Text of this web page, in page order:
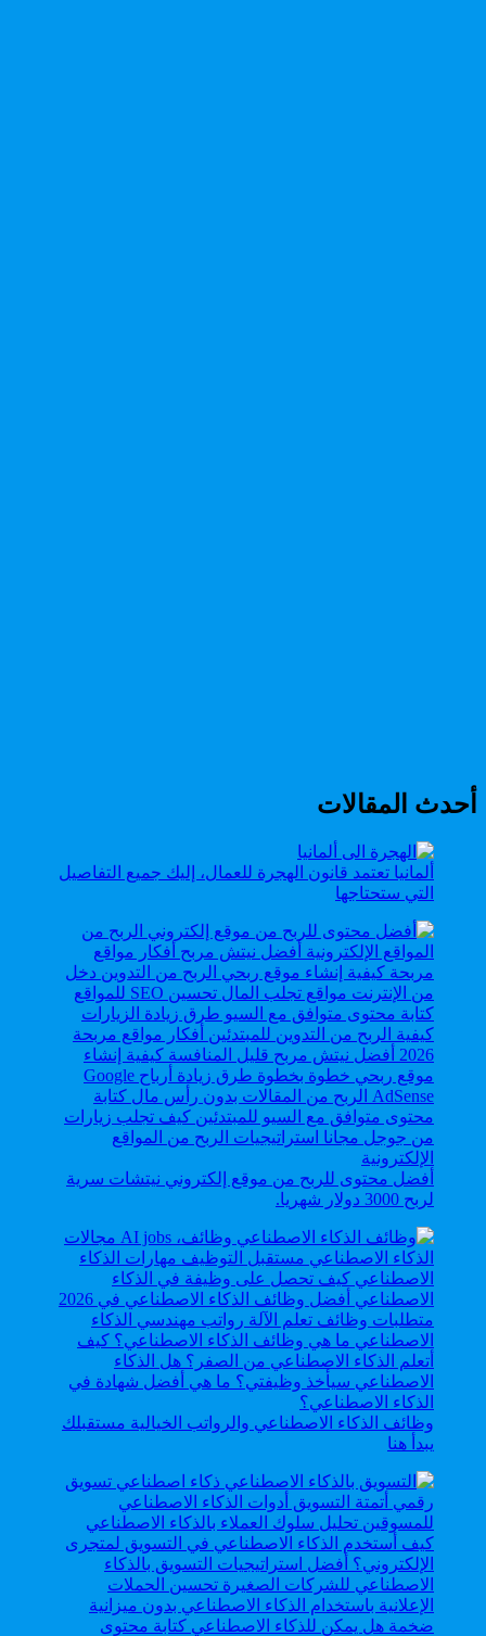
أحدث المقالات
ألمانيا تعتمد قانون الهجرة للعمال، إليك جميع التفاصيل
التي ستحتاجها
أفضل محتوى للربح من موقع إلكتروني نيتشات سرية
لربح 3000 دولار شهريا.
وظائف الذكاء الاصطناعي والرواتب الخيالية مستقبلك
يبدأ هنا